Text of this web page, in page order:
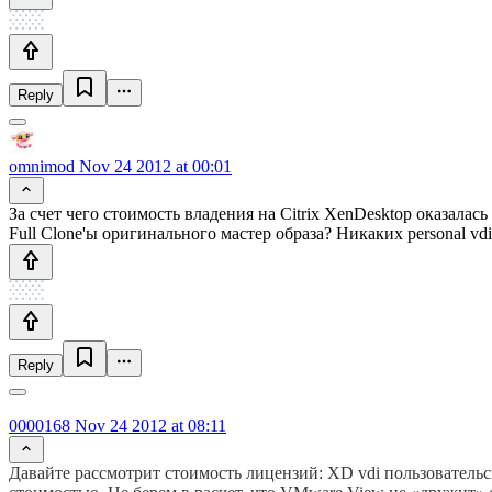
Reply
omnimod Nov 24 2012 at 00:01
За счет чего стоимость владения на Citrix XenDesktop
Full Clone'ы оригинального мастер образа? Никаких personal
Reply
0000168 Nov 24 2012 at 08:11
Давайте рассмотрит стоимость лицензий: XD vdi